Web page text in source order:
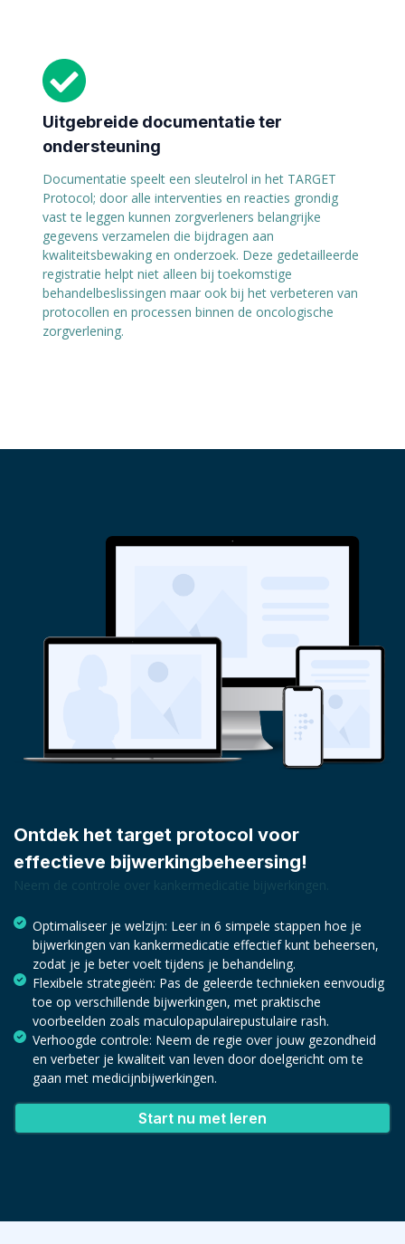
Uitgebreide documentatie ter
ondersteuning
Documentatie speelt een sleutelrol in het TARGET
Protocol; door alle interventies en reacties grondig
vast te leggen kunnen zorgverleners belangrijke
gegevens verzamelen die bijdragen aan
kwaliteitsbewaking en onderzoek. Deze gedetailleerde
registratie helpt niet alleen bij toekomstige
behandelbeslissingen maar ook bij het verbeteren van
protocollen en processen binnen de oncologische
zorgverlening.
Ontdek het target protocol voor
effectieve bijwerkingbeheersing!
Neem de controle over kankermedicatie bijwerkingen.
Optimaliseer je welzijn: Leer in 6 simpele stappen hoe je
bijwerkingen van kankermedicatie effectief kunt beheersen,
zodat je je beter voelt tijdens je behandeling.
Flexibele strategieën: Pas de geleerde technieken eenvoudig
toe op verschillende bijwerkingen, met praktische
voorbeelden zoals maculopapulairepustulaire rash.
Verhoogde controle: Neem de regie over jouw gezondheid
en verbeter je kwaliteit van leven door doelgericht om te
gaan met medicijnbijwerkingen.
Start nu met leren